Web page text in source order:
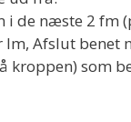
i de næste 2 fm
lm, Afslut benet
kroppen) som